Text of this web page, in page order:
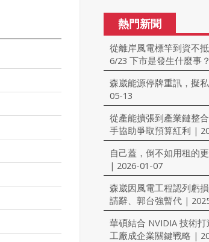
熱門新聞
從離岸風電標竿到資不
6/23 下市是發生什麼事？
森崴能源停牌重訊，擬
05-13
從產能擴張到產業鏈整
手協助爭取預算紅利 |
自己蓋，倒不如用租的
| 2026-01-07
森崴因風電工程認列虧
請辭、郭台強暫代 |
華碩結合 NVIDIA 技術
工廠成企業關鍵戰略 |